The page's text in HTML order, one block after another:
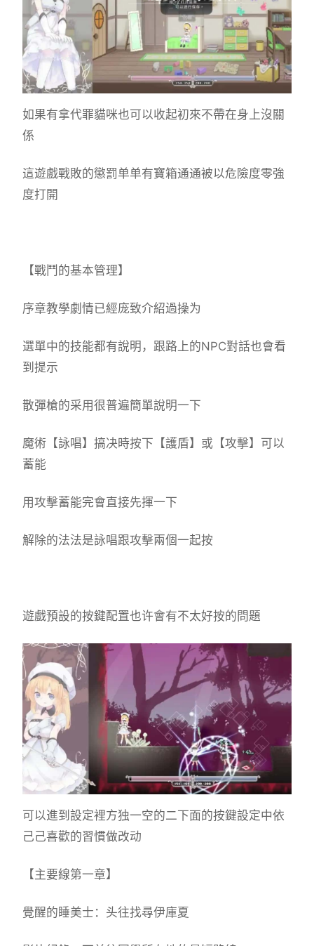
如果有拿代罪貓咪也可以收起初來不帶在身上沒關
係
這遊戲戰敗的懲罰单单有寶箱通通被以危險度零強
度打開
【戰鬥的基本管理】
序章教學劇情已經庞致介紹過操为
選單中的技能都有說明，跟路上的NPC對話也會看
到提示
散彈槍的采用很普遍簡單說明一下
魔術【詠唱】搞决時按下【護盾】或【攻擊】可以
蓄能
用攻擊蓄能完會直接先揮一下
解除的法法是詠唱跟攻擊兩個一起按
遊戲預設的按鍵配置也许會有不太好按的問題
可以進到設定裡方独一空的二下面的按鍵設定中依
己己喜歡的習慣做改动
【主要線第一章】
覺醒的睡美士：头往找尋伊庫夏